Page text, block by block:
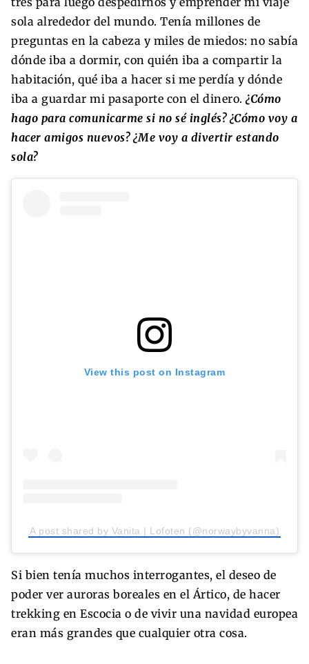
sola alrededor del mundo. Tenía millones de
preguntas en la cabeza y miles de miedos: no sabía
dónde iba a dormir, con quién iba a compartir la
habitación, qué iba a hacer si me perdía y dónde
iba a guardar mi pasaporte con el dinero. ¿Cómo
hago para comunicarme si no sé inglés? ¿Cómo voy a
hacer amigos nuevos? ¿Me voy a divertir estando
sola?
View this post on Instagram
A post shared by Vanita | Lofoten (@norwaybyvanna)
Si bien tenía muchos interrogantes, el deseo de
poder ver auroras boreales en el Ártico, de hacer
trekking en Escocia o de vivir una navidad europea
eran más grandes que cualquier otra cosa.